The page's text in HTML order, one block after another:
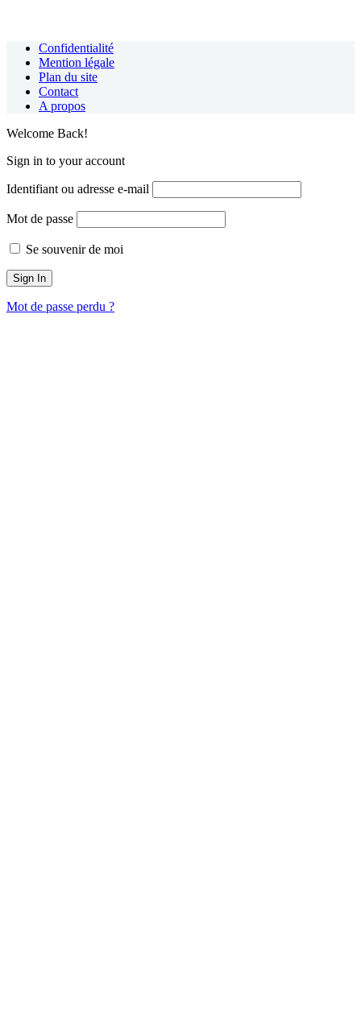
Confidentialité
Mention légale
Plan du site
Contact
A propos
Welcome Back!
Sign in to your account
Identifiant ou adresse e-mail
Mot de passe
Se souvenir de moi
Mot de passe perdu ?